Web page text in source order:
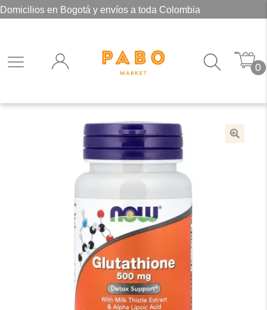
Domicilios en Bogotá y envíos a toda Colombia
0